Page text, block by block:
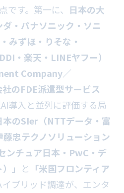
です。第一に、
日本の大
・パナソニック・ソニ
みずほ・りそな・
・楽天・LINEヤフー）
Company／
のFDE派遣型サービス
導入と並列に評価する局
本のSIer（NTTデータ・富
忠テクノソリューション
ンチュア日本・PwC・デ
」
と 「米国フロンティア
イブリッド調達が、エンタ